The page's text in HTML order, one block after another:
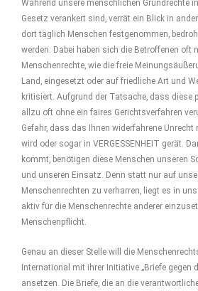
Während unsere menschlichen Grundrechte
Gesetz verankert sind, verrät ein Blick in
dort täglich Menschen festgenommen,
werden. Dabei haben sich die Betroffenen oft
Menschenrechte, wie die freie
Land, eingesetzt oder auf friedliche Art und
kritisiert. Aufgrund der Tatsache, dass diese
allzu oft ohne ein faires Gerichtsverfahren
Gefahr, dass das Ihnen widerfahrene
wird oder sogar in VERGESSENHEIT gerät.
kommt, benötigen diese Menschen unseren
und unseren Einsatz. Denn statt nur auf
Menschenrechten zu verharren, liegt es in
aktiv für die Menschenrechte anderer
Menschenpflicht.
Genau an dieser Stelle will die
International mit ihrer Initiative „Briefe gegen
ansetzen. Die Briefe, die an die